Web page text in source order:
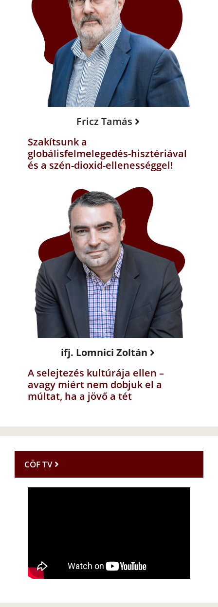
Fricz Tamás
Szakítsunk a
globálisfelmelegedés-hisztériával
és a szén-dioxid-ellenességgel!
ifj. Lomnici Zoltán
A selejtezés kultúrája ellen –
avagy miért nem dobjuk el a
múltat, ha a jövő a tét
CÖF TV